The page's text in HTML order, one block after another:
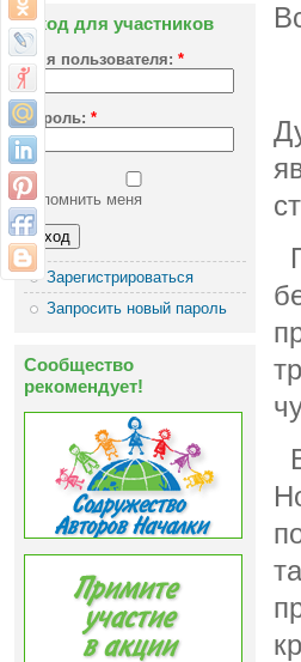
Вход для участников
Имя пользователя: *
Пароль: *
Запомнить меня
Зарегистрироваться
Запросить новый пароль
Сообщество
рекомендует!